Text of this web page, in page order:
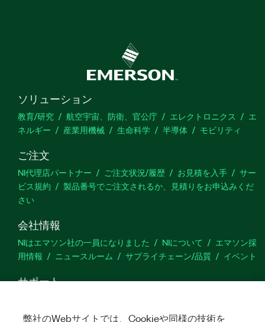
ソリューション
教育/研究 航空宇宙、防衛、官公庁 エレクトロニクス
エ
ネルギー
産業用機械 生命科学 半導体 モビリティ
ご注文
NI代理店パートナー ご注文状況/履歴 お見積を入手
サー
ビス規約
製品番号でご注文されるか、見積りをお申込みくだ
さい
会社情報
NIはエマソン社の一員になりました NIについて
エマソン採
用情報
ニュースルーム サプライチェーン/品質 イベント
サポート
ム
製品のアクティブ化 サポートリクエスト
弊社のWebサイトでは、Cookieや同様の技術を